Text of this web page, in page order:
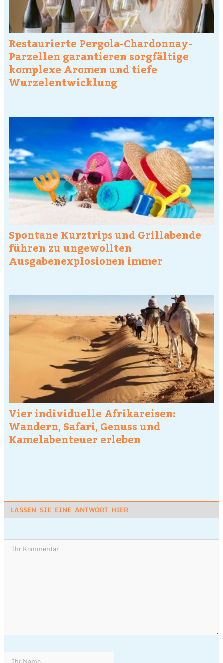
Restaurierte Pergola-Chardonnay-
Parzellen garantieren sorgfältige
komplexe Aromen und tiefe
Wurzelentwicklung
Spontane Kurztrips und Grillabende
führen zu ungewollten
Ausgabenexplosionen immer
Vier individuelle Afrikareisen:
Wandern, Safari, Genuss und
Kamelabenteuer erleben
LASSEN SIE EINE ANTWORT HIER